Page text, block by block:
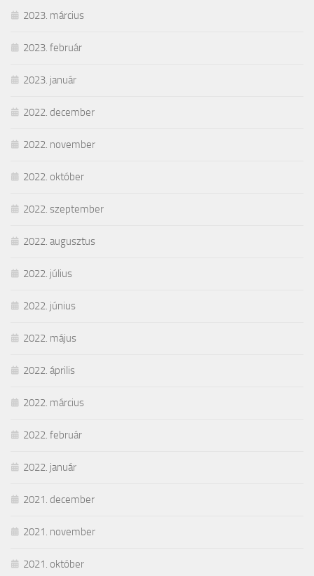
2023. március
2023. február
2023. január
2022. december
2022. november
2022. október
2022. szeptember
2022. augusztus
2022. július
2022. június
2022. május
2022. április
2022. március
2022. február
2022. január
2021. december
2021. november
2021. október